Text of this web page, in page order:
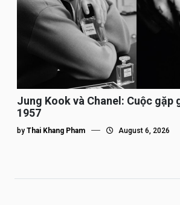
Jung Kook và Chanel: Cuộc gặp
1957
by Thai Khang Pham August 6, 2026